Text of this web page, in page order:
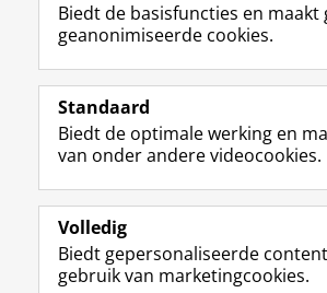
Volg de RUG
F
a
e
b
o
p
a
L
i
k
e
I
-
p
R
S
-
f
e
R
Studiekiezers
Alumni
Over ons
Biedt de basisfuncties en maakt
geanonimiseerde cookies.
Standaard
Biedt de optimale werking en
van onder andere videocookies.
Volledig
Biedt gepersonaliseerde
gebruik van marketingcookies.